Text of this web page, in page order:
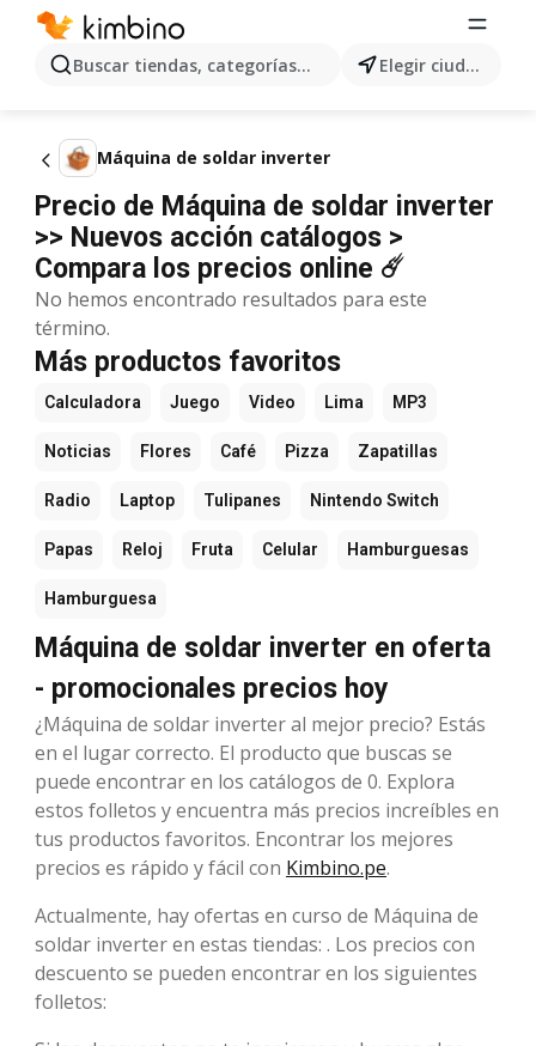
Buscar tiendas, categorías, productos... Elegir ciudad
Máquina de soldar inverter
Precio de Máquina de soldar inverter
>> Nuevos acción catálogos >
Compara los precios online ☄️
No hemos encontrado resultados para este
término.
Más productos favoritos
Calculadora Juego Video Lima MP3
Noticias Flores Café Pizza Zapatillas
Radio Laptop Tulipanes Nintendo Switch
Papas Reloj Fruta Celular Hamburguesas
Hamburguesa
Máquina de soldar inverter en oferta
- promocionales precios hoy
¿Máquina de soldar inverter al mejor precio? Estás
en el lugar correcto. El producto que buscas se
puede encontrar en los catálogos de 0. Explora
estos folletos y encuentra más precios increíbles en
tus productos favoritos. Encontrar los mejores
precios es rápido y fácil con Kimbino.pe.
Actualmente, hay ofertas en curso de Máquina de
soldar inverter en estas tiendas: . Los precios con
descuento se pueden encontrar en los siguientes
folletos: